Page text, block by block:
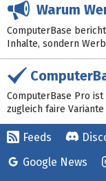
Warum
ComputerBase
Inhalte, sondern
ComputerBase Pro
zugleich faire
Feeds
Google News